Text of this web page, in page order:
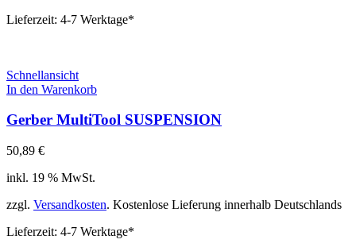
Lieferzeit: 4-7 Werktage*
Schnellansicht
In den Warenkorb
Gerber MultiTool SUSPENSION
50,89 €
inkl. 19 % MwSt.
zzgl. Versandkosten. Kostenlose Lieferung innerhalb Deutschlands
Lieferzeit: 4-7 Werktage*